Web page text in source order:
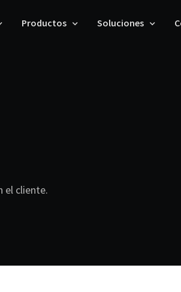
Productos Soluciones
el cliente.